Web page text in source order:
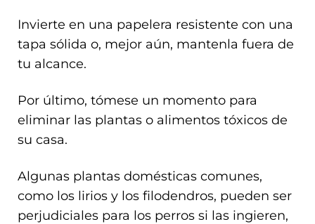
Invierte en una papelera resistente con una
tapa sólida o, mejor aún, mantenla fuera de
tu alcance.
Por último, tómese un momento para
eliminar las plantas o alimentos tóxicos de
su casa.
Algunas plantas domésticas comunes,
como los lirios y los filodendros, pueden ser
perjudiciales para los perros si las ingieren,